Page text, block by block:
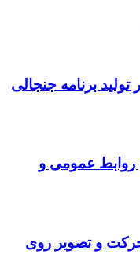
برنامه جنجالی
روابط عمومی و
حرکت و تصویر روی